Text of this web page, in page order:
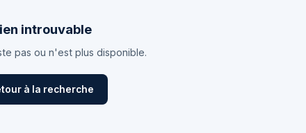
introuvable
pas ou n'est plus disponible.
à la recherche